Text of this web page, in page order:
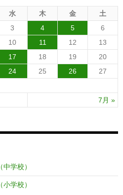
水 木 金 土
7月 »
3 4 5
6
10 11 12
13
17 18 19
20
24 25 26
27
学校）
学校）